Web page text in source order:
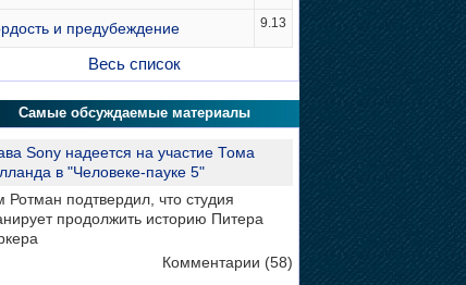
и предубеждение 9.13
Весь список
Самые обсуждаемые материалы
Sony надеется на участие Тома
в "Человеке-пауке 5"
Ротман подтвердил, что студия
продолжить историю Питера
Комментарии (58)